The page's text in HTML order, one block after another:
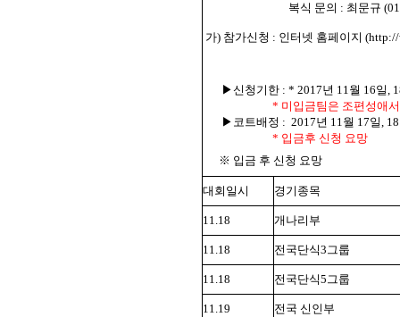
복식 문의 : 최문규
가) 참가신청 : 인터넷 홈페이지
▶신청기한 : * 2017년 11월 16일,
* 미입금팀은 조편성애
▶코트배정 : 2017년 11월 17일,
* 입금후 신청 요망
※ 입금 후 신청 요망
대회일시 경기종목
11.18 개나리부
11.18 전국단식3그룹
11.18 전국단식5그룹
11.19 전국 신인부